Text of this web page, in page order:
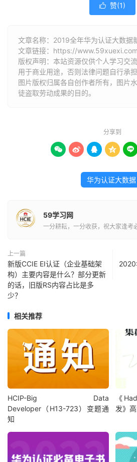
 赞(1)
文章名称：2019全年华为认证大数据
文章链接： https://
版权声明：本站资源仅供个人学习交
用于商业用途，否则法律问题自行承担
图片版权归属各自创作者所有，图片
徒盗取劳动成果的目的。
分享到
    
华为认证大数据
59学习网
一分耕耘，一分收获，祝大家逢考
上一篇
新版CCIE EI认证（企业基础架
构）主要内容是什么？部分更新
的话，旧版RS内容占比是多
少？
2020
相关推荐
HCIP-Big Data
Developer（H13-723）变题通
知
《
发》